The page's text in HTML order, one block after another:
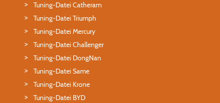
Tuning-Datei Catheram
Tuning-Datei Triumph
Tuning-Datei Mercury
Tuning-Datei Challenger
Tuning-Datei DongNan
Tuning-Datei Same
Tuning-Datei Krone
Tuning-Datei BYD